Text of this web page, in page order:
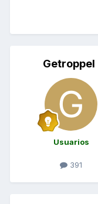
Getroppel
Usuarios
391